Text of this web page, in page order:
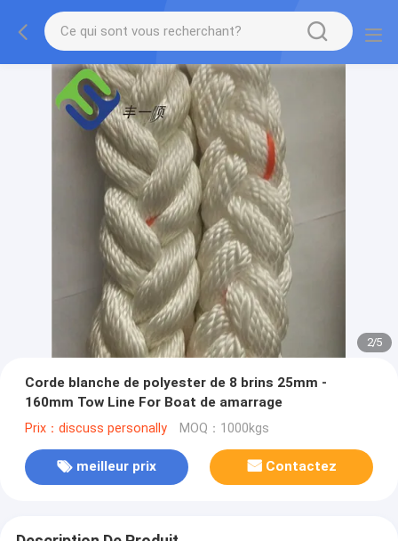
2/5
Corde blanche de polyester de 8 brins 25mm -
160mm Tow Line For Boat de amarrage
Prix：discuss personally MOQ：1000kgs
meilleur prix Contactez